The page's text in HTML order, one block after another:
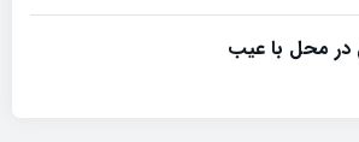
در محل با عیب